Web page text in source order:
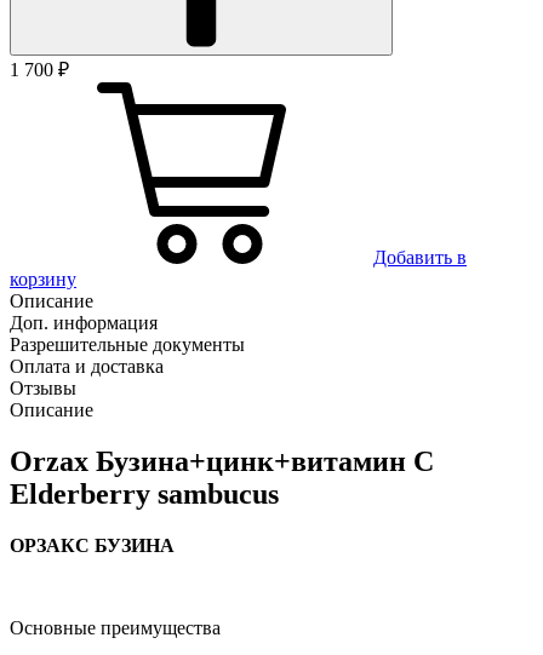
1 700 ₽
Добавить в
корзину
Описание
Доп. информация
Разрешительные документы
Оплата и доставка
Отзывы
Описание
Orzax Бузина+цинк+витамин С
Elderberry sambucus
ОРЗАКС БУЗИНА
Основные преимущества